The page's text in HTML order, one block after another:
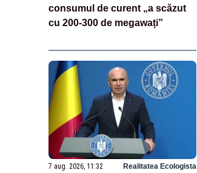
consumul de curent „a scăzut
cu 200-300 de megawați”
7 aug. 2026, 11:32 Realitatea Ecologista